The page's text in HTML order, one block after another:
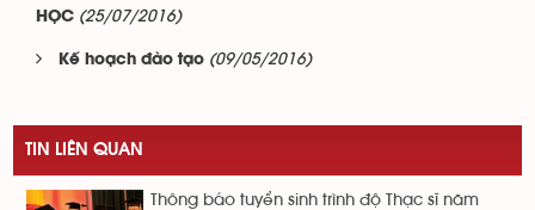
HỌC (25/07/2016)
Kế hoạch đào tạo (09/05/2016)
TIN LIÊN QUAN
Thông báo tuyển sinh trình độ Thạc sĩ năm